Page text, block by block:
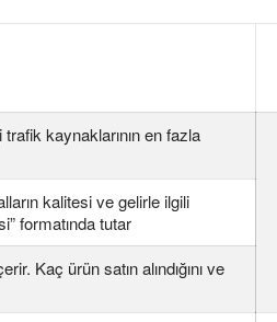
kaynaklarının en fazla
kalitesi ve gelirle ilgili
formatında tutar
Kaç ürün satın alındığını ve